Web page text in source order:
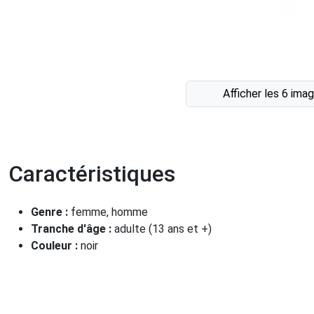
Afficher les 6
Caractéristiques
Genre : femme, homme
Tranche d'âge : adulte (13 ans et +)
Couleur : noir